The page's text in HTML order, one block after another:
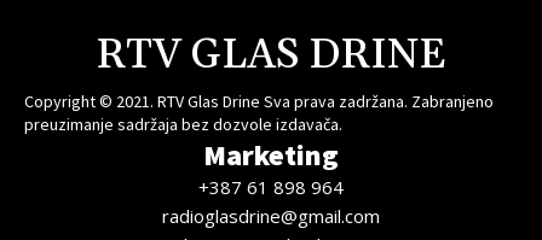
RTV GLAS DRINE
Copyright © 2021. RTV Glas Drine Sva prava zadržana. Zabranjeno
preuzimanje sadržaja bez dozvole izdavača.
Marketing
+387 61 898 964
radioglasdrine@gmail.com